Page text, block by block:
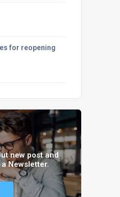
for reopening
new post and
Newsletter.